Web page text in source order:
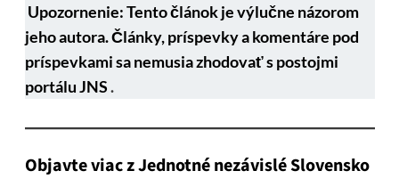
Upozornenie: Tento článok je výlučne názorom
jeho autora. Články, príspevky a komentáre pod
príspevkami sa nemusia zhodovať s postojmi
portálu JNS.
Objavte viac z Jednotné nezávislé Slovensko